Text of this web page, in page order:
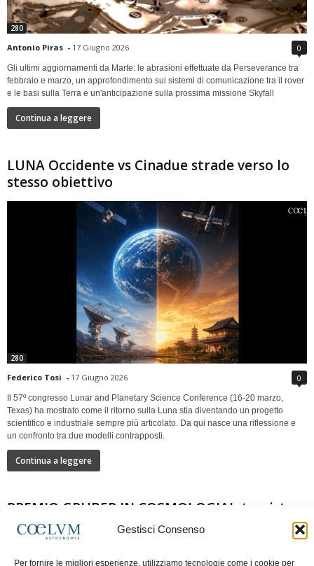
Gestisci Consenso
Per fornire le migliori esperienze, utilizziamo tecnologie come i cookie per
280
Antonio Piras - 17 Giugno 2026 0
Gli ultimi aggiornamenti da Marte: le abrasioni effettuate da Perseverance tra
febbraio e marzo, un approfondimento sui sistemi di comunicazione tra il rover
e le basi sulla Terra e un'anticipazione sulla prossima missione Skyfall
Continua a leggere
LUNA Occidente vs Cinadue strade verso lo
stesso obiettivo
280
Federico Tosi - 17 Giugno 2026 0
Il 57º congresso Lunar and Planetary Science Conference (16-20 marzo,
Texas) ha mostrato come il ritorno sulla Luna stia diventando un progetto
scientifico e industriale sempre più articolato. Da qui nasce una riflessione e
un confronto tra due modelli contrapposti.
Continua a leggere
PREMIO GRUBER IN COSMOLOGIAIntervista a
Nazzareno Mandolesi